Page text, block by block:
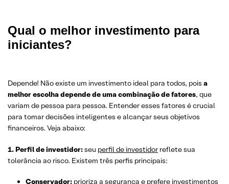
Qual o melhor investimento para
iniciantes?
Depende! Não existe um investimento ideal para todos, pois a
melhor escolha depende de uma combinação de fatores, que
variam de pessoa para pessoa. Entender esses fatores é crucial
para tomar decisões inteligentes e alcançar seus objetivos
financeiros. Veja abaixo:
1. Perfil de investidor:seu perfil de investidor reflete sua
tolerância ao risco. Existem três perfis principais:
Conservador: prioriza a segurança e prefere investimentos